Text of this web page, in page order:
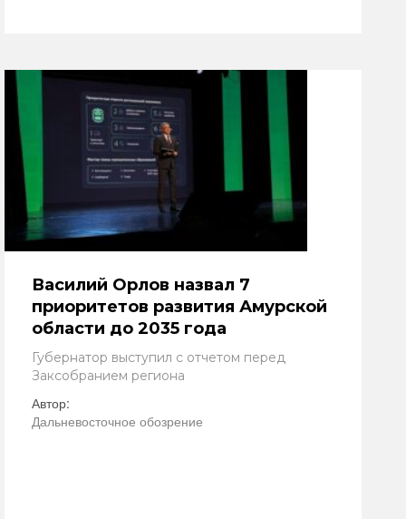
Василий Орлов назвал 7
приоритетов развития Амурской
области до 2035 года
Губернатор выступил с отчетом перед
Заксобранием региона
Автор:
Дальневосточное обозрение